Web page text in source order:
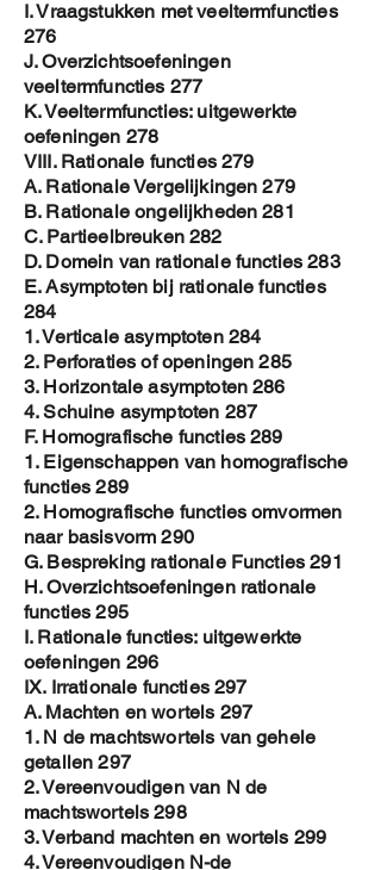
I. Vraagstukken met veeltermfuncties
276
J. Overzichtsoefeningen
veeltermfuncties 277
K. Veeltermfuncties: uitgewerkte
oefeningen 278
VIII. Rationale functies 279
A. Rationale Vergelijkingen 279
B. Rationale ongelijkheden 281
C. Partieelbreuken 282
D. Domein van rationale functies 283
E. Asymptoten bij rationale functies
284
1. Verticale asymptoten 284
2. Perforaties of openingen 285
3. Horizontale asymptoten 286
4. Schuine asymptoten 287
F. Homografische functies 289
1. Eigenschappen van homografische
functies 289
2. Homografische functies omvormen
naar basisvorm 290
G. Bespreking rationale Functies 291
H. Overzichtsoefeningen rationale
functies 295
I. Rationale functies: uitgewerkte
oefeningen 296
IX. Irrationale functies 297
A. Machten en wortels 297
1. N de machtswortels van gehele
getallen 297
2. Vereenvoudigen van N de
machtswortels 298
3. Verband machten en wortels 299
4. Vereenvoudigen N-de